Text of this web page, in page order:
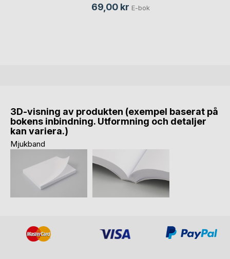
69,00 kr E-bok
3D-visning av produkten (exempel baserat på
bokens inbindning. Utformning och detaljer
kan variera.)
Mjukband